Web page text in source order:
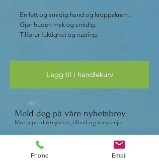
En lett og smidig hand og kroppskrem.
Gjør huden myk og smidig.
Tilfører fuktighet og næring.
Fin å bruke ved massasje uten å
Legg til i handlekurv
Meld deg på våre nyhetsbrev
Motta produktnyheter, tilbud og kampanjer.
Phone Email